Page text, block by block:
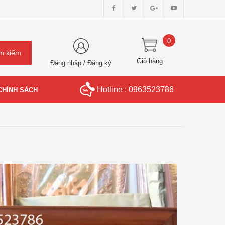
Đăng nhập /Đăng ký Giỏ hàng
0
SÁCH Hotline : 0963523786